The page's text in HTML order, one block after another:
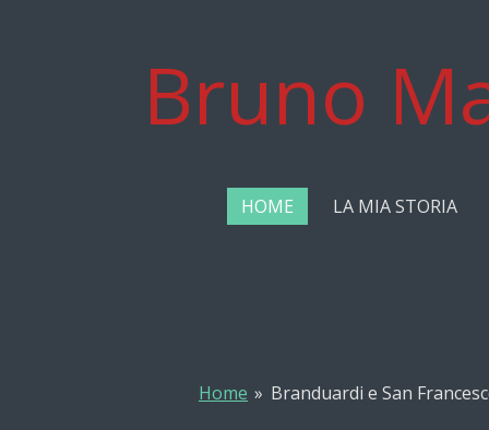
Bruno
HOME LA MIA STORIA
Home » Branduardi e San